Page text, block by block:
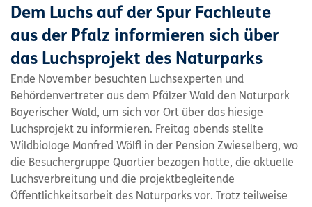
Dem Luchs auf der Spur Fachleute
aus der Pfalz informieren sich über
das Luchsprojekt des Naturparks
Ende November besuchten Luchsexperten und
Behördenvertreter aus dem Pfälzer Wald den Naturpark
Bayerischer Wald, um sich vor Ort über das hiesige
Luchsprojekt zu informieren. Freitag abends stellte
Wildbiologe Manfred Wölfl in der Pension Zwieselberg, wo
die Besuchergruppe Quartier bezogen hatte, die aktuelle
Luchsverbreitung und die projektbegleitende
Öffentlichkeitsarbeit des Naturparks vor. Trotz teilweise